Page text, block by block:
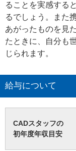
ることを実感する
るでしょう。また
あがったものを見
たときに、自分も
じられます。
給与について
CADスタッフの
初年度年収目安